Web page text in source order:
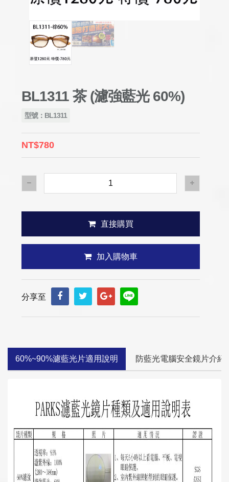
BL1311 茶 (濾強藍光 60%)
型號：BL1311
NT$780
直接購買
加入購物車
分享至
60%~90%濾藍光片適用說明 防藍光電腦安全鏡片介紹